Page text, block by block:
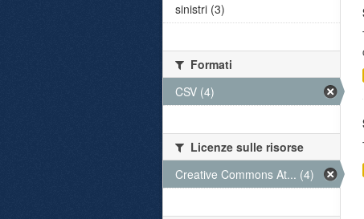
sinistri (3)
Formati
CSV (4)
Licenze sulle risorse
Creative Commons At... (4)